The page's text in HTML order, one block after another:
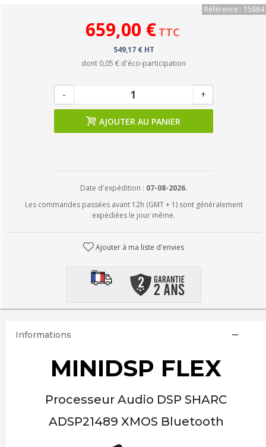
Référence : 15884
659,00 € TTC
549,17 € HT
dont 0,05 € d'éco-participation
- +
AJOUTER AU PANIER
Date d'expédition : 07-08-2026.
Les commandes passées avant 12h (GMT + 1) sont généralement
expédiées le jour même.
Ajouter à ma liste d'envies
Informations
MINIDSP FLEX
Processeur Audio DSP SHARC
ADSP21489 XMOS Bluetooth